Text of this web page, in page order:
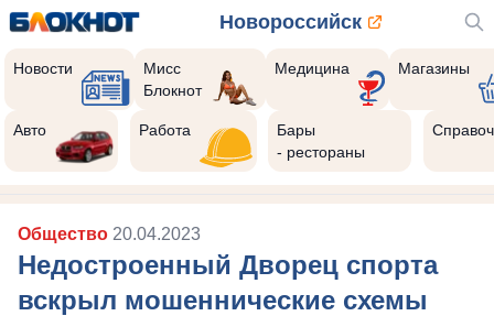
Новороссийск
Новости
Мисс
Блокнот
Медицина Магазины
Авто Работа
Бары
- рестораны
Общество 20.04.2023
Недостроенный Дворец спорта
вскрыл мошеннические схемы